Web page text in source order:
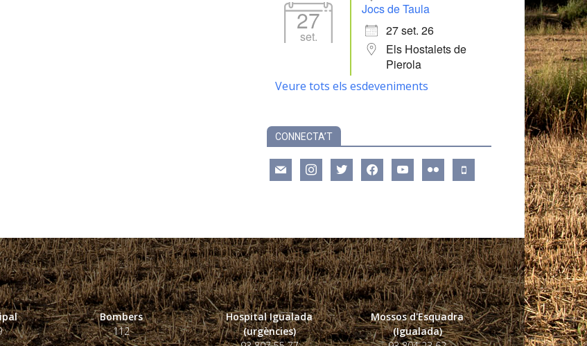
27
set.
Jocs de Taula
27 set. 26
Els Hostalets de
Pierola
Veure tots els esdeveniments
CONNECTA’T
mail instagramtwitter facebookyoutube flickr mobile
Bombers
112
Hospital Igualada
(urgències)
Mossos d'Esquadra
(Igualada)